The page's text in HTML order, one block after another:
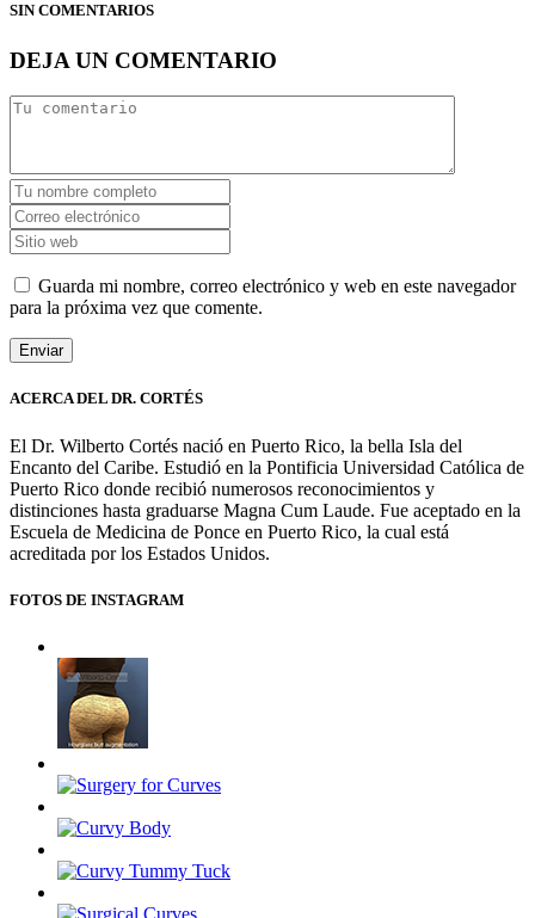
SIN COMENTARIOS
DEJA UN COMENTARIO
Guarda mi nombre, correo electrónico y web en este navegador
para la próxima vez que comente.
ACERCA DEL DR. CORTÉS
El Dr. Wilberto Cortés nació en Puerto Rico, la bella Isla del
Encanto del Caribe. Estudió en la Pontificia Universidad Católica de
Puerto Rico donde recibió numerosos reconocimientos y
distinciones hasta graduarse Magna Cum Laude. Fue aceptado en la
Escuela de Medicina de Ponce en Puerto Rico, la cual está
acreditada por los Estados Unidos.
FOTOS DE INSTAGRAM